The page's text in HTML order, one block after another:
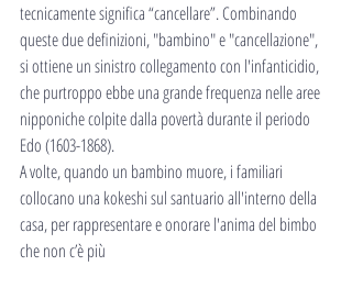
tecnicamente significa “cancellare”. Combinando
queste due definizioni, "bambino" e "cancellazione",
si ottiene un sinistro collegamento con l'infanticidio,
che purtroppo ebbe una grande frequenza nelle aree
nipponiche colpite dalla povertà durante il periodo
Edo (1603-1868).
A volte, quando un bambino muore, i familiari
collocano una kokeshi sul santuario all'interno della
casa, per rappresentare e onorare l'anima del bimbo
che non c’è più